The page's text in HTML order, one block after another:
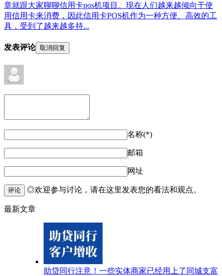
章就跟大家聊聊信用卡pos机项目。现在人们越来越倾向于使
用信用卡来消费，因此信用卡POS机作为一种方便、高效的工
具，受到了越来越多持...
发表评论 取消回复
名称(*)
邮箱
网址
评论 ◎欢迎参与讨论，请在这里发表您的看法和观点。
最新文章
助贷同行注意！一些实体商家已经用上了同城支富